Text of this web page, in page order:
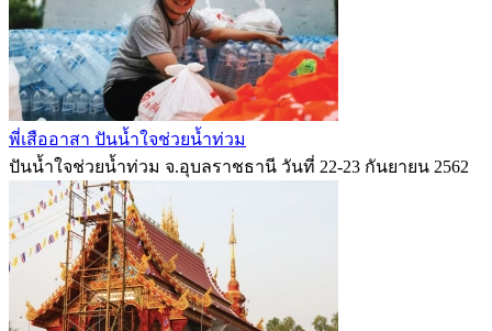
พี่เสืออาสา ปันน้ำใจช่วยน้ำท่วม
ปันน้ำใจช่วยน้ำท่วม จ.อุบลราชธานี วันที่ 22-23 กันยายน 2562